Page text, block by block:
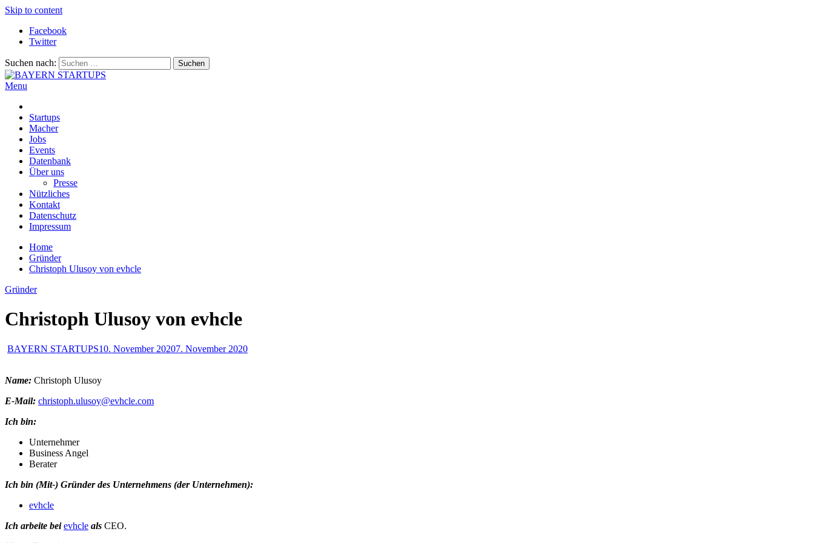
Skip to content
Facebook
Twitter
Suchen nach:
Menu
Startups
Macher
Jobs
Events
Datenbank
Über uns
Presse
Nützliches
Kontakt
Datenschutz
Impressum
Home
Gründer
Christoph Ulusoy von evhcle
Gründer
Christoph Ulusoy von evhcle
BAYERN STARTUPS10. November 20207. November 2020
Name: Christoph Ulusoy
E-Mail: christoph.ulusoy@evhcle.com
Ich bin:
Unternehmer
Business Angel
Berater
Ich bin (Mit-) Gründer des Unternehmens (der Unternehmen):
evhcle
Ich arbeite bei evhcle als CEO.